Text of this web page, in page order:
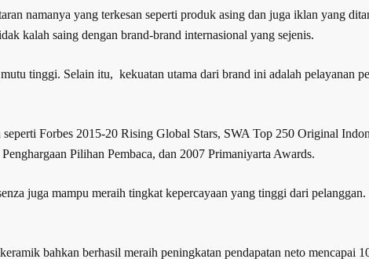
namanya yang terkesan seperti produk asing dan juga iklan yang
kalah saing dengan brand-brand internasional yang sejenis.
tinggi. Selain itu, kekuatan utama dari brand ini adalah pelayanan
Forbes 2015-20 Rising Global Stars, SWA Top 250 Original
Pilihan Pembaca, dan 2007 Primaniyarta Awards.
juga mampu meraih tingkat kepercayaan yang tinggi dari
bahkan berhasil meraih peningkatan pendapatan neto mencapai